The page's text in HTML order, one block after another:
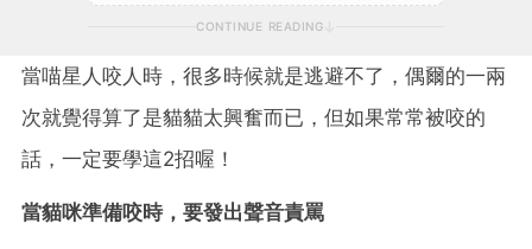
CONTINUE READING
當喵星人咬人時，很多時候就是逃避不了，偶爾的一兩
次就覺得算了是貓貓太興奮而已，但如果常常被咬的
話，一定要學這2招喔！
當貓咪準備咬時，要發出聲音責罵